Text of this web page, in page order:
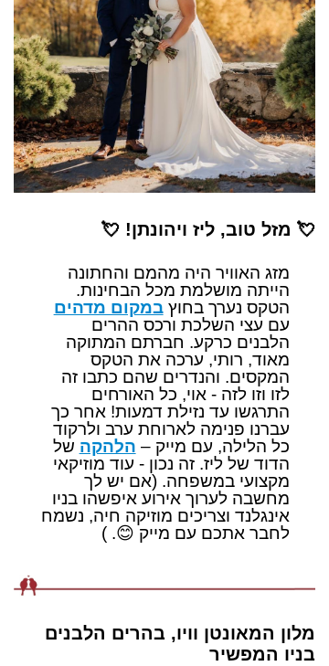
💘 מזל טוב, ליז ויהונתן! 💘
מזג האוויר היה מהמם והחתונה
הייתה מושלמת מכל הבחינות.
הטקס נערך בחוץבמקום מדהים
עם עצי השלכת ורכס ההרים
הלבנים כרקע. חברתם המתוקה
מאוד, רותי, ערכה את הטקס
המקסים. והנדרים שהם כתבו זה
לזו וזו לזה - אוי, כל האורחים
התרגשו עד נזילת דמעות! אחר כך
עברנו פנימה לארוחת ערב ולרקוד
כל הלילה, עם מייק – הלהקה של
הדוד של ליז. זה נכון - עוד מוזיקאי
מקצועי במשפחה. (אם יש לך
מחשבה לערוך אירוע איפשהו בניו
אינגלנד וצריכים מוזיקה חיה, נשמח
לחבר אתכם עם מייק 😊
. )
מלון המאונטן וויו, בהרים הלבנים
בניו המפשיר